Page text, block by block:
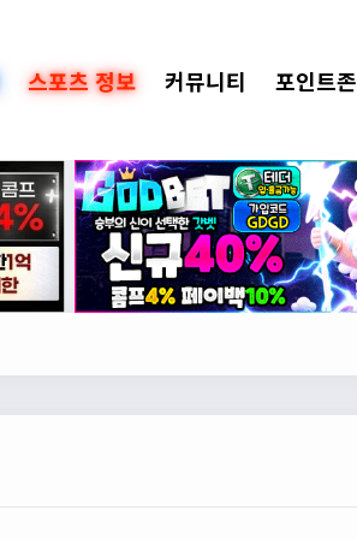
스포츠 정보 커뮤니티 포인트존